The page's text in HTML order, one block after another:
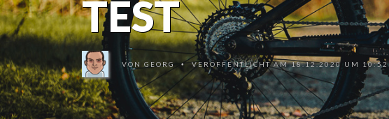
TEST
VON GEORG •VERÖFFENTLICHT AM 18.12.2020 UM 10:52